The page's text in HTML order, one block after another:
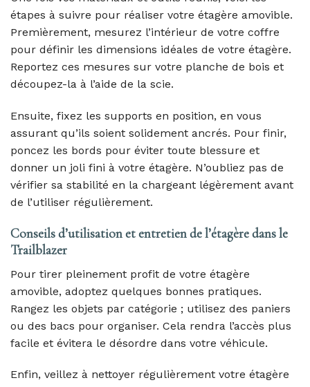
étapes à suivre pour réaliser votre étagère amovible.
Premièrement, mesurez l’intérieur de votre coffre
pour définir les dimensions idéales de votre étagère.
Reportez ces mesures sur votre planche de bois et
découpez-la à l’aide de la scie.
Ensuite, fixez les supports en position, en vous
assurant qu’ils soient solidement ancrés. Pour finir,
poncez les bords pour éviter toute blessure et
donner un joli fini à votre étagère. N’oubliez pas de
vérifier sa stabilité en la chargeant légèrement avant
de l’utiliser régulièrement.
Conseils d’utilisation et entretien de l’étagère dans le
Trailblazer
Pour tirer pleinement profit de votre étagère
amovible, adoptez quelques bonnes pratiques.
Rangez les objets par catégorie ; utilisez des paniers
ou des bacs pour organiser. Cela rendra l’accès plus
facile et évitera le désordre dans votre véhicule.
Enfin, veillez à nettoyer régulièrement votre étagère